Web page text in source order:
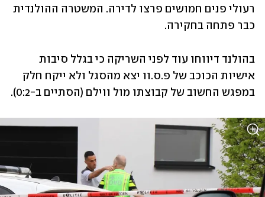
כבר פתחה בחקירה.
במפגש החשוב של קבוצתו מול ווילם (הסתיים ב-0:2).